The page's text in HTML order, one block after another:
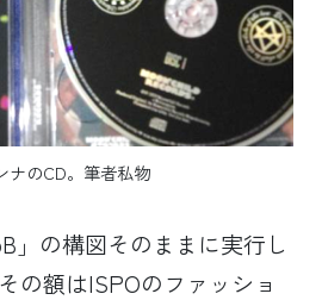
ナのCD。筆者私物
」の構図そのままに実行し
の額はISPOのファッショ